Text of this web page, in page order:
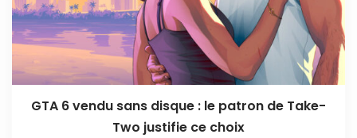
GTA 6 vendu sans disque : le patron de Take-
Two justifie ce choix